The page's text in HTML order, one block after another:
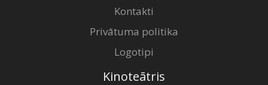
Kontakti
Privātuma politika
Logotipi
Kinoteātris